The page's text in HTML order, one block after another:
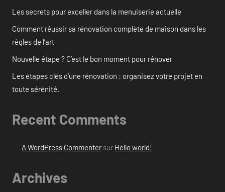
Les secrets pour exceller dans la menuiserie actuelle
Comment réussir sa rénovation complète de maison dans les
règles de l’art
Nouvelle étape ? C’est le bon moment pour rénover
Les étapes clés d’une rénovation : organisez votre projet en
toute sérénité.
Recent Comments
A WordPress Commentersur Hello world!
Archives